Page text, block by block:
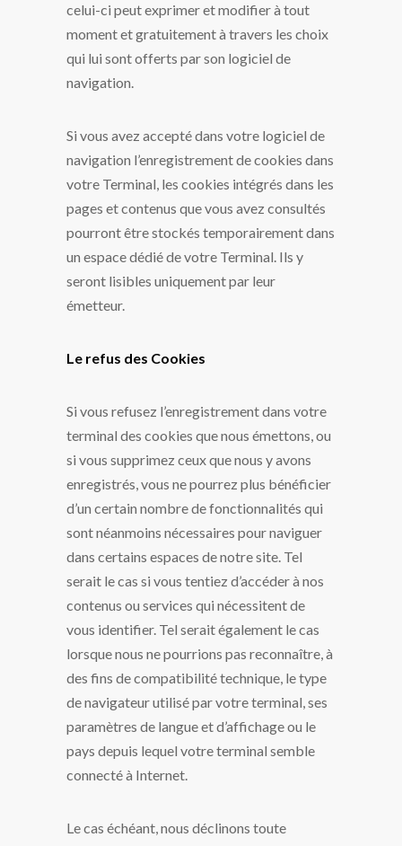
celui-ci peut exprimer et modifier à tout
moment et gratuitement à travers les choix
qui lui sont offerts par son logiciel de
navigation.
Si vous avez accepté dans votre logiciel de
navigation l’enregistrement de cookies dans
votre Terminal, les cookies intégrés dans les
pages et contenus que vous avez consultés
pourront être stockés temporairement dans
un espace dédié de votre Terminal. Ils y
seront lisibles uniquement par leur
émetteur.
Le refus des Cookies
Si vous refusez l’enregistrement dans votre
terminal des cookies que nous émettons, ou
si vous supprimez ceux que nous y avons
enregistrés, vous ne pourrez plus bénéficier
d’un certain nombre de fonctionnalités qui
sont néanmoins nécessaires pour naviguer
dans certains espaces de notre site. Tel
serait le cas si vous tentiez d’accéder à nos
contenus ou services qui nécessitent de
vous identifier. Tel serait également le cas
lorsque nous ne pourrions pas reconnaître, à
des fins de compatibilité technique, le type
de navigateur utilisé par votre terminal, ses
paramètres de langue et d’affichage ou le
pays depuis lequel votre terminal semble
connecté à Internet.
Le cas échéant, nous déclinons toute